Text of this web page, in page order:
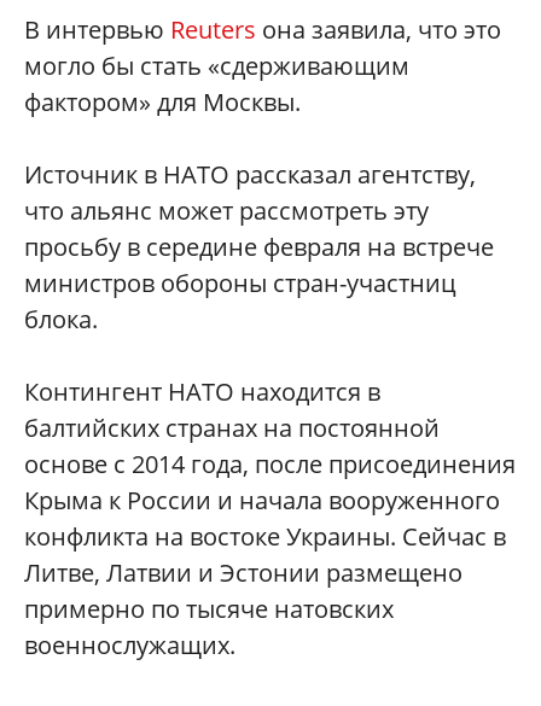
В интервью Reuters она заявила, что это
могло бы стать «сдерживающим
фактором» для Москвы.
Источник в НАТО рассказал агентству,
что альянс может рассмотреть эту
просьбу в середине февраля на встрече
министров обороны стран-участниц
блока.
Контингент НАТО находится в
балтийских странах на постоянной
основе с 2014 года, после присоединения
Крыма к России и начала вооруженного
конфликта на востоке Украины. Сейчас в
Литве, Латвии и Эстонии размещено
примерно по тысяче натовских
военнослужащих.